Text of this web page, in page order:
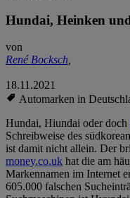
Hundai, Heinken
von
René Bocksch,
18.11.2021
Automarken in
Hundai, Hiundai oder doch
Schreibweise des
ist damit nicht allein. Der
money.co.uk hat die am
Markennamen im Internet
605.000 falschen